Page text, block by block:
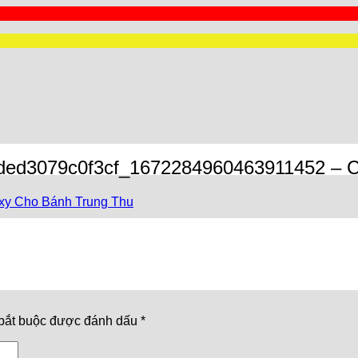
–
Cho Bánh Trung Thu
buộc được đánh dấu *